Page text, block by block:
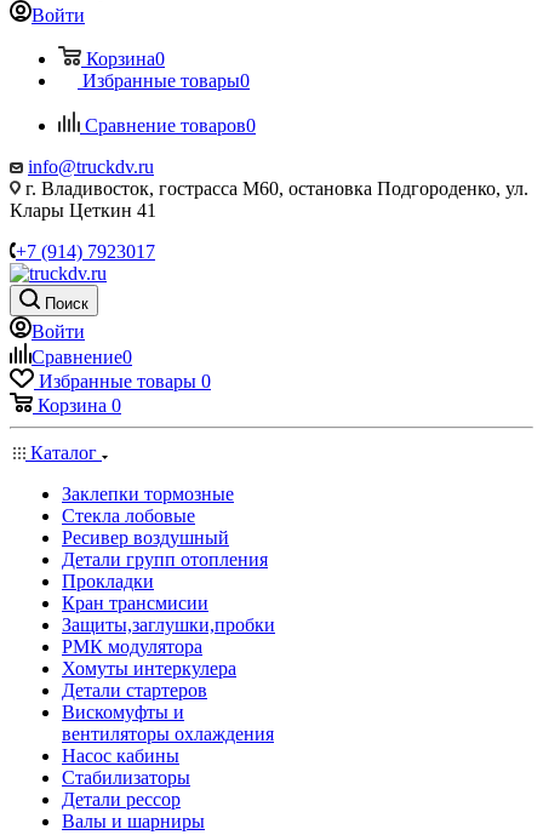
Войти
Корзина0
Избранные товары0
Сравнение товаров0
info@truckdv.ru
г. Владивосток, гострасса М60, остановка Подгороденко, ул.
Клары Цеткин 41
+7 (914) 7923017
Поиск
Войти
Сравнение0
Избранные товары 0
Корзина 0
Каталог
Заклепки тормозные
Стекла лобовые
Ресивер воздушный
Детали групп отопления
Прокладки
Кран трансмисии
Защиты,заглушки,пробки
РМК модулятора
Хомуты интеркулера
Детали стартеров
Вискомуфты и
вентиляторы охлаждения
Насос кабины
Стабилизаторы
Детали рессор
Валы и шарниры